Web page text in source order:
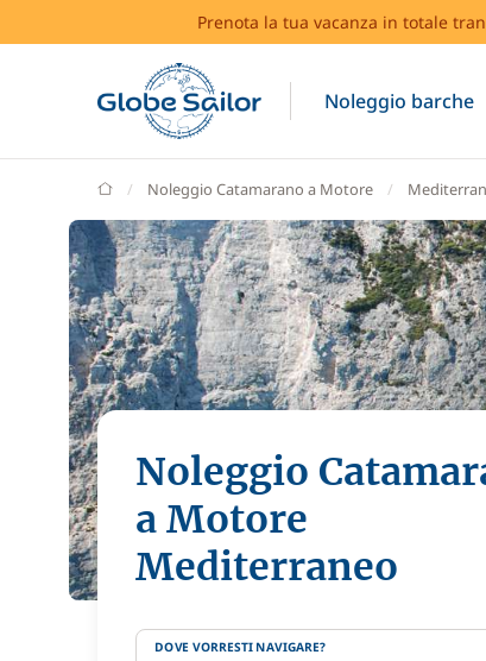
Prenota la tua vacanza in totale
Noleggio barche
GlobeSailor
Noleggio Catamarano a Motore
Noleggio
a Motore
Mediterraneo
DOVE VORRESTI NAVIGARE?